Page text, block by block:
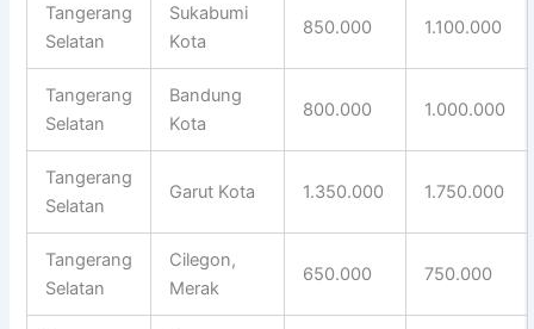
Tangerang
Selatan
Sukabumi
Kota
850.000 1.100.000
Tangerang
Selatan
Bandung
Kota
800.000 1.000.000
Tangerang
Selatan
Garut Kota 1.350.000 1.750.000
Tangerang
Selatan
Cilegon,
Merak
650.000 750.000